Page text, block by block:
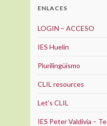
ENLACES
LOGIN – ACCESO
IES Huelin
Plurilingüismo
CLIL resources
Let’s CLIL
IES Peter Valdivia –